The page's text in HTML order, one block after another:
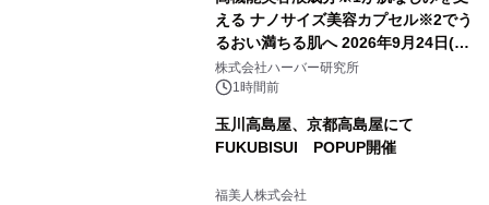
える ナノサイズ美容カプセル※2でう
るおい満ちる肌へ 2026年9月24日(木)
よりリニューアル新発売 『ディープモ
イストセラム』
株式会社ハーバー研究所
1時間前
玉川高島屋、京都高島屋にて
FUKUBISUI POPUP開催
福美人株式会社